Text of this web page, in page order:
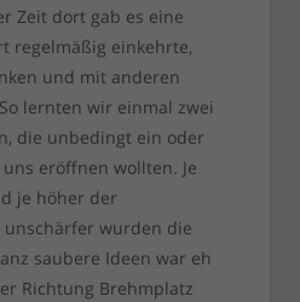
Zeit dort gab es eine
regelmäßig einkehrte,
und mit anderen
lernten wir einmal zwei
die unbedingt ein oder
eröffnen wollten. Je
je höher der
unschärfer wurden die
saubere Ideen war eh
Richtung Brehmplatz